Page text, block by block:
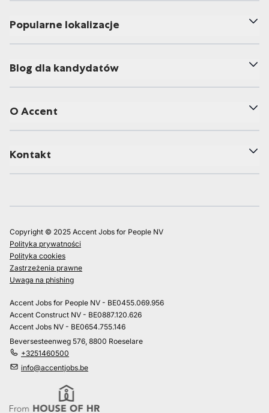
Popularne lokalizacje
Blog dla kandydatów
O Accent
Kontakt
Copyright © 2025 Accent Jobs for People NV
Polityka prywatności
Polityka cookies
Zastrzeżenia prawne
Uwaga na phishing
Accent Jobs for People NV - BE0455.069.956
Accent Construct NV - BE0887.120.626
Accent Jobs NV - BE0654.755.146
Beversesteenweg 576, 8800 Roeselare
+3251460500
info@accentjobs.be